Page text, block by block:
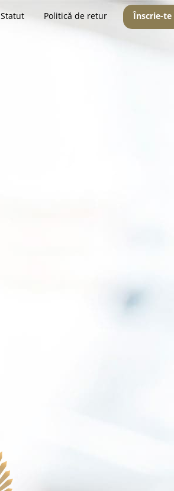
Statut Politică de retur Înscrie-te